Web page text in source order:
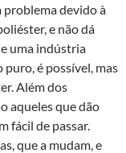
problema devido à
e não dá
uma indústria
é possível, mas
Além dos
aqueles que dão
fácil de passar.
que a mudam, e